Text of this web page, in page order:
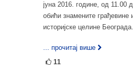
јуна 2016. године, од 11.00
обићи знамените грађевине
историјске целине
... прочитај више
11